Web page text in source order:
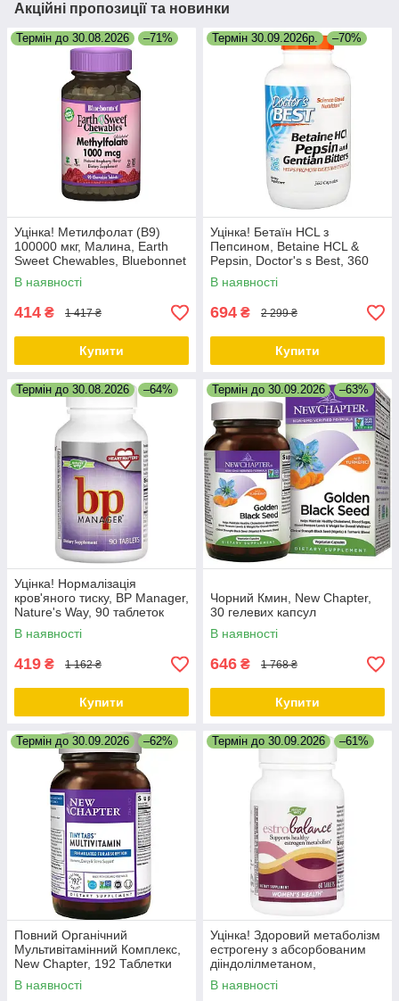
Акційні пропозиції та новинки
Термін до 30.08.2026 –71%
Уцінка! Метилфолат (B9)
100000 мкг, Малина, Earth
Sweet Chewables, Bluebonnet
Nutrition, 90 жувальних
таблеток
В наявності
414 ₴ 1 417 ₴
Купити
Термін 30.09.2026р. –70%
Уцінка! Бетаїн HCL з
Пепсином, Betaine HCL &
Pepsin, Doctor's s Best, 360
капсул
В наявності
694 ₴ 2 299 ₴
Купити
Термін до 30.08.2026 –64%
Уцінка! Нормалізація
кров'яного тиску, BP Manager,
Nature's Way, 90 таблеток
В наявності
419 ₴ 1 162 ₴
Купити
Термін до 30.09.2026 –63%
Чорний Кмин, New Chapter,
30 гелевих капсул
В наявності
646 ₴ 1 768 ₴
Купити
Термін до 30.09.2026 –62%
Повний Органічний
Мультивітамінний Комплекс,
New Chapter, 192 Таблетки
В наявності
Термін до 30.09.2026 –61%
Уцінка! Здоровий метаболізм
естрогену з абсорбованим
дііндолілметаном,
EstroBalance with Absorbable
BR-DIM, Nature's Way, 60 таб.
В наявності